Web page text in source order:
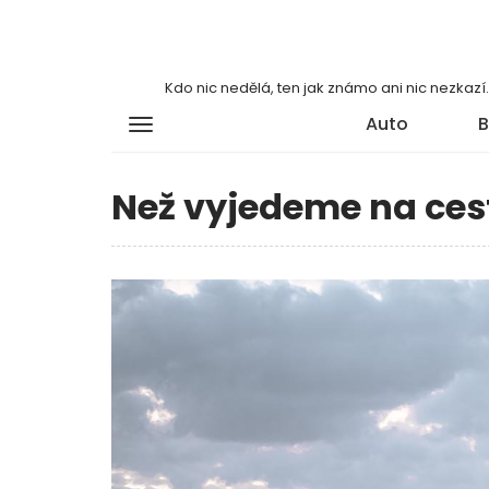
Kdo nic nedělá, ten jak známo ani nic
Auto
Než vyjedeme na